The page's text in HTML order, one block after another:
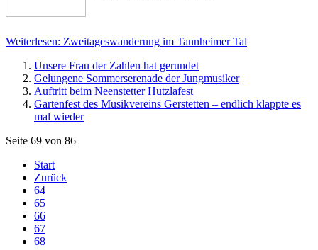
Weiterlesen: Zweitageswanderung im Tannheimer Tal
Unsere Frau der Zahlen hat gerundet
Gelungene Sommerserenade der Jungmusiker
Auftritt beim Neenstetter Hutzlafest
Gartenfest des Musikvereins Gerstetten – endlich klappte es
mal wieder
Seite 69 von 86
Start
Zurück
64
65
66
67
68